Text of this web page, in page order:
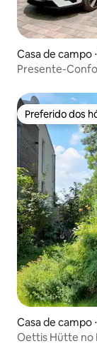
Casa de campo
Presente-
Preferido dos
Preferido dos
Casa de campo
Oettis Hütte no